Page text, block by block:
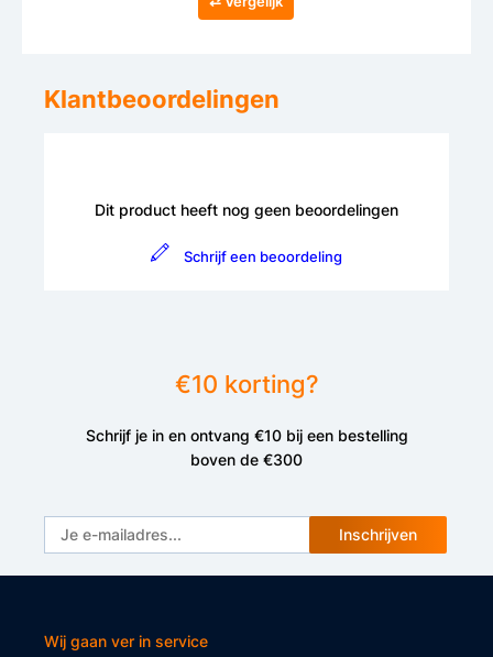
Klantbeoordelingen
Dit product heeft nog geen beoordelingen
Schrijf een beoordeling
€10 korting?
Schrijf je in en ontvang €10 bij een bestelling
boven de €300
Inschrijven
Wij gaan ver in service